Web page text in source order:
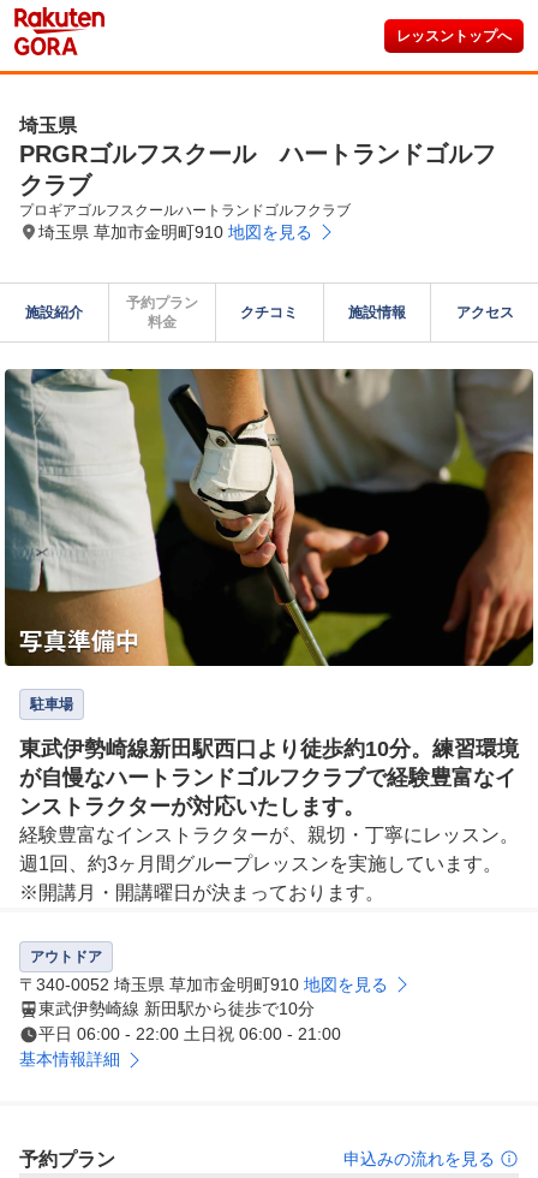
レッスントップへ
埼玉県
PRGRゴルフスクール ハートランドゴルフ
クラブ
プロギアゴルフスクールハートランドゴルフクラブ
埼玉県 草加市金明町910 地図を見る
施設紹介
予約プラン
料金
クチコミ 施設情報 アクセス
駐車場
東武伊勢崎線新田駅西口より徒歩約10分。練習環境
が自慢なハートランドゴルフクラブで経験豊富なイ
ンストラクターが対応いたします。
経験豊富なインストラクターが、親切・丁寧にレッスン。
週1回、約3ヶ月間グループレッスンを実施しています。
※開講月・開講曜日が決まっております。
アウトドア
〒340-0052 埼玉県 草加市金明町910 地図を見る
東武伊勢崎線 新田駅から徒歩で10分
平日 06:00 - 22:00 土日祝 06:00 - 21:00
基本情報詳細
予約プラン 申込みの流れを見る